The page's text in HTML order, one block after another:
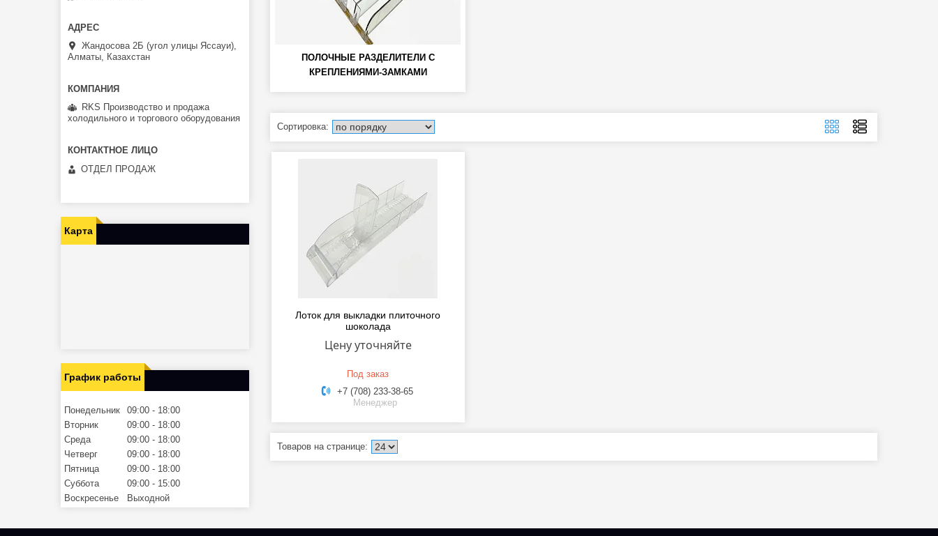
ПОЛОЧНЫЕ РАЗДЕЛИТЕЛИ С
КРЕПЛЕНИЯМИ-ЗАМКАМИ
Лоток для выкладки плиточного
шоколада
Цену уточняйте
Под заказ
+7 (708) 233-38-65
Менеджер
Жандосова 2Б (угол улицы Яссауи),
Алматы, Казахстан
RKS Производство и продажа
холодильного и торгового оборудования
ОТДЕЛ ПРОДАЖ
Карта
График работы
Понедельник 09:00
18:00
Вторник
09:00
18:00
Среда
09:00
18:00
Четверг
09:00
18:00
Пятница
09:00
18:00
Суббота
09:00
15:00
Воскресенье
Выходной